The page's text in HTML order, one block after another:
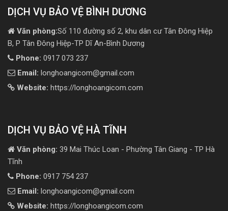
DỊCH VỤ BẢO VỆ BÌNH DƯƠNG
Văn phòng:Số 110 đường số 2, khu dân cư Tân Đông Hiệp
B, P Tân Đông Hiệp-TP Dĩ An-Bình Dương
Phone: 0917 073 237
Email: longhoangicom@gmail.com
Website: https://longhoangicom.com
DỊCH VỤ BẢO VỆ HÀ TĨNH
Văn phòng: 39 Mai Thúc Loan - Phường Tân Giang - TP Hà
Tĩnh
Phone: 0917 754 237
Email: longhoangicom@gmail.com
Website: https://longhoangicom.com